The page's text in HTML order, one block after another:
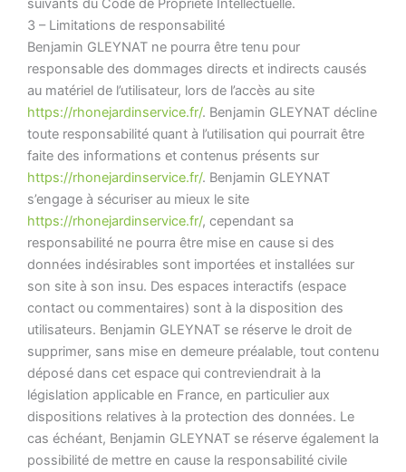
3 – Limitations de responsabilité
Benjamin GLEYNAT ne pourra être tenu pour
responsable des dommages directs et indirects causés
au matériel de l’utilisateur, lors de l’accès au site
https://rhonejardinservice.fr/. Benjamin GLEYNAT décline
toute responsabilité quant à l’utilisation qui pourrait être
faite des informations et contenus présents sur
https://rhonejardinservice.fr/. Benjamin GLEYNAT
s’engage à sécuriser au mieux le site
https://rhonejardinservice.fr/, cependant sa
responsabilité ne pourra être mise en cause si des
données indésirables sont importées et installées sur
son site à son insu. Des espaces interactifs (espace
contact ou commentaires) sont à la disposition des
utilisateurs. Benjamin GLEYNAT se réserve le droit de
supprimer, sans mise en demeure préalable, tout contenu
déposé dans cet espace qui contreviendrait à la
législation applicable en France, en particulier aux
dispositions relatives à la protection des données. Le
cas échéant, Benjamin GLEYNAT se réserve également la
possibilité de mettre en cause la responsabilité civile